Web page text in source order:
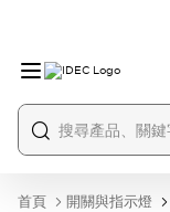
首頁 開關與指示燈